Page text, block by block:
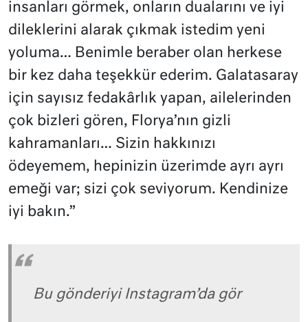
insanları görmek, onların dualarını ve iyi
dileklerini alarak çıkmak istedim yeni
yoluma… Benimle beraber olan herkese
bir kez daha teşekkür ederim. Galatasaray
için sayısız fedakârlık yapan, ailelerinden
çok bizleri gören, Florya’nın gizli
kahramanları… Sizin hakkınızı
ödeyemem, hepinizin üzerimde ayrı ayrı
emeği var; sizi çok seviyorum. Kendinize
iyi bakın.”
Bu gönderiyi Instagram’da gör